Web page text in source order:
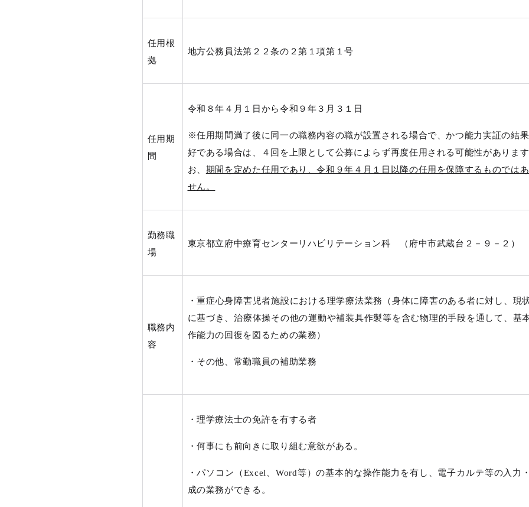
任用根
拠
地方公務員法第２２条の２第１項第１号
任用期
間
令和８年４月１日から令和９年３月３１日
※任用期間満了後に同一の職務内容の職が設置される場合で、かつ能力実証の結
好である場合は、４回を上限として公募によらず再度任用される可能性がありま
お、 期間を定めた任用であり、令和９年４月１日以降の任用を保障するものでは
せん。
勤務職
場
東京都立府中療育センターリハビリテーション科 （府中市武蔵台２－９－２）
職務内
容
・重症心身障害児者施設における理学療法業務（身体に障害のある者に対し、現
に基づき、治療体操その他の運動や補装具作製等を含む物理的手段を通して、基
作能力の回復を図るための業務）
・その他、常勤職員の補助業務
・理学療法士の免許を有する者
・何事にも前向きに取り組む意欲がある。
・パソコン（Excel、Word等）の基本的な操作能力を有し、電子カルテ等の入力
成の業務ができる。